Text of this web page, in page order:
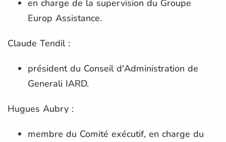
en charge de la supervision du Groupe
Europ Assistance.
Claude Tendil :
président du Conseil d'Administration de
Generali IARD.
Hugues Aubry :
membre du Comité exécutif, en charge du